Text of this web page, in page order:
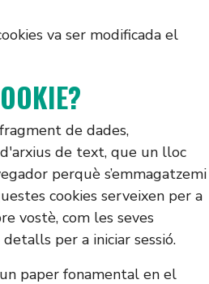
va ser modificada el
de dades,
de text, que un lloc
perquè s’emmagatzemi
cookies serveixen per a
vostè, com les seves
per a iniciar sessió.
paper fonamental en el